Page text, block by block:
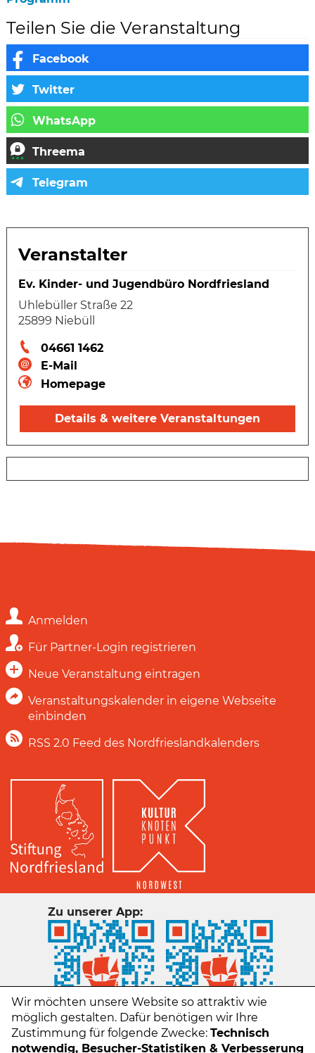
Teilen Sie die Veranstaltung
Veranstalter
Ev. Kinder- und Jugendbüro Nordfriesland
Uhlebüller Straße 22
25899 Niebüll
04661 1462
E-Mail
Homepage
Details & weitere Veranstaltungen
Anmelden
Für Partner-Login registrieren
Neue Veranstaltung eintragen
Veranstaltungskalender in eigene Webseite
einbinden
RSS 2.0 Feed des Nordfrieslandkalenders
Zu unserer App:
Wir möchten unsere Website so attraktiv wie
möglich gestalten. Dafür benötigen wir Ihre
Zustimmung für folgende Zwecke: Technisch
notwendig, Besucher-Statistiken & Verbesserung